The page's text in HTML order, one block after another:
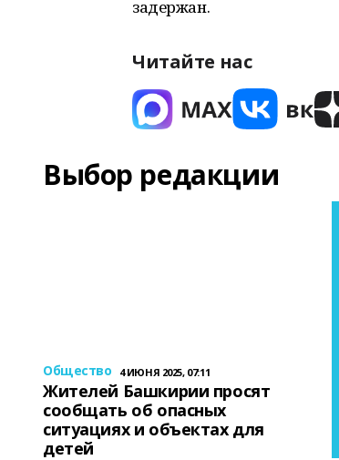
задержан.
Читайте нас
Выбор редакции
Общество 4 ИЮНЯ 2025, 07:11
Жителей Башкирии просят
сообщать об опасных
ситуациях и объектах для
детей